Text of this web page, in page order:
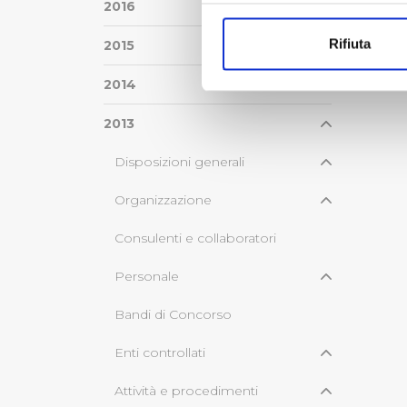
Identificare il tuo
digitali).
modificare o ritirare il tuo
Utilizziamo dei cookie
consensi dallo stesso
pubblicità e social media,
Rifiuta
2016
2015
2014
2013
Disposizioni generali
Organizzazione
Consulenti e collaboratori
Personale
Bandi di Concorso
Enti controllati
Attività e procedimenti